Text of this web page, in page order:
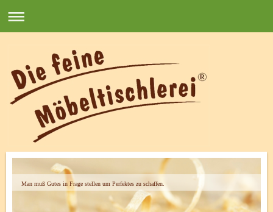
Man muß Gutes in Frage stellen um Perfektes zu schaffen.